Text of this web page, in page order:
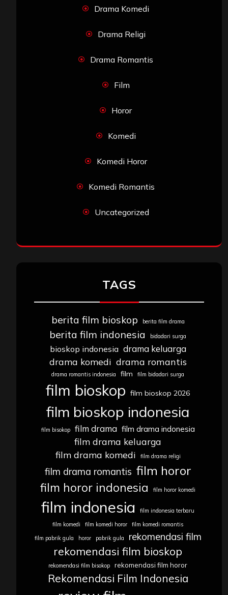
Drama Komedi
Drama Religi
Drama Romantis
Film
Horor
Komedi
Komedi Horor
Komedi Romantis
Uncategorized
TAGS
berita film bioskop berita film drama
berita film indonesia bidadari surga
bioskop indonesia drama keluarga
drama komedi drama romantis
drama romantis indonesia film film bidadari surga
film bioskop film bioskop 2026
film bioskop indonesia
film bisokop film drama film drama indonesia
film drama keluarga
film drama komedi
film drama religi
film drama romantis film horor
film horor indonesia film horor komedi
film indonesia
film indonesia terbaru
film komedi
film komedi horor
film komedi romantis
film pabrik gula
horor pabrik gula rekomendasi film
rekomendasi film bioskop
rekomendasi film bisokop rekomendasi film horor
Rekomendasi Film Indonesia